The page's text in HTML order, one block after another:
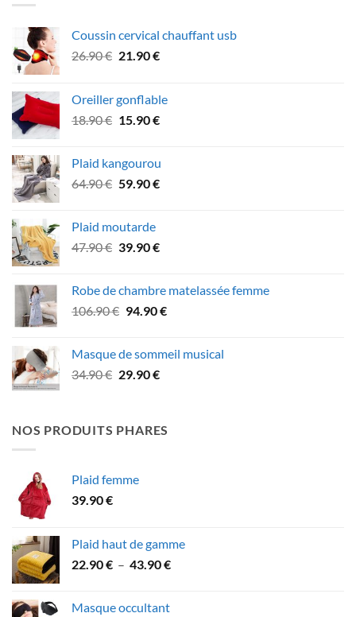
Coussin cervical chauffant usb
26.90€ Le
était :
26.90 €.
21.90€Le
est :
21.90 €.
Oreiller gonflable
18.90€ Le
était :
18.90 €.
15.90€Le
est :
15.90 €.
Plaid kangourou
64.90€ Le
était :
64.90 €.
59.90€Le
59.90 €.
Plaid moutarde
47.90€ Le
était :
47.90 €.
39.90€Le
est :
39.90 €.
Robe de chambre matelassée femme
106.90€ Le
était :
106.90 €.
94.90€Le
est :
Masque de sommeil musical
34.90€ Le
était :
34.90 €.
29.90€Le
est :
29.90 €.
NOS PRODUITS PHARES
Plaid femme
39.90€
Plaid haut de gamme
22.90€ – 43.90€Plage
Masque occultant